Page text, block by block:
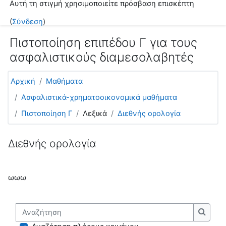
Μετάβαση στο κεντρικό περιεχόμενο
Αυτή τη στιγμή χρησιμοποιείτε πρόσβαση επισκέπτη
(Σύνδεση)
Πιστοποίηση επιπέδου Γ για τους
ασφαλιστικούς διαμεσολαβητές
Αρχική
Μαθήματα
Ασφαλιστικά-χρηματοοικονομικά μαθήματα
Πιστοποίηση Γ
Λεξικά Διεθνής ορολογία
Διεθνής ορολογία
ωωω
Αναζήτηση